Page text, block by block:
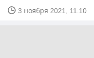
3 ноября 2021, 11:10